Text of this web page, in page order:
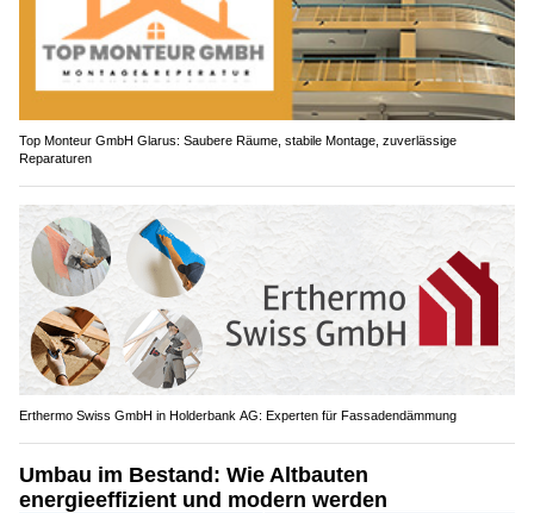
Top Monteur GmbH Glarus: Saubere Räume, stabile Montage, zuverlässige
Reparaturen
Erthermo Swiss GmbH in Holderbank AG: Experten für Fassadendämmung
Umbau im Bestand: Wie Altbauten
energieeffizient und modern werden